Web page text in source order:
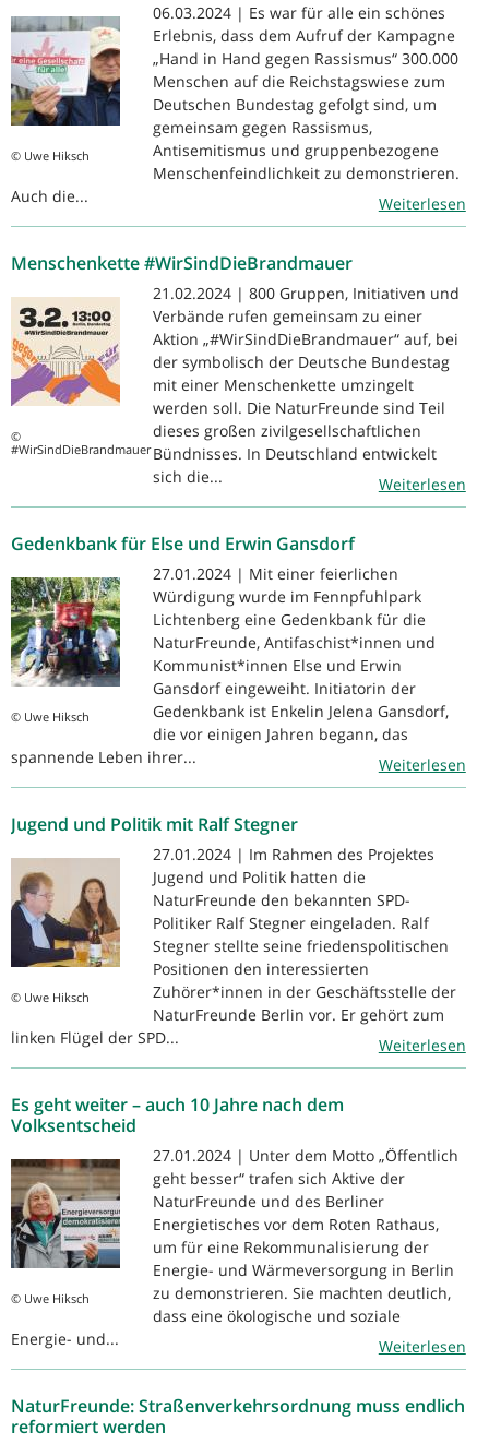
© Uwe Hiksch
06.03.2024 | Es war für alle ein schönes
Erlebnis, dass dem Aufruf der Kampagne
„Hand in Hand gegen Rassismus“ 300.000
Menschen auf die Reichstagswiese zum
Deutschen Bundestag gefolgt sind, um
gemeinsam gegen Rassismus,
Antisemitismus und gruppenbezogene
Menschenfeindlichkeit zu demonstrieren.
Auch die...
Weiterlesen
Menschenkette #WirSindDieBrandmauer
©
#WirSindDieBrandmauer
21.02.2024 | 800 Gruppen, Initiativen und
Verbände rufen gemeinsam zu einer
Aktion „#WirSindDieBrandmauer“ auf, bei
der symbolisch der Deutsche Bundestag
mit einer Menschenkette umzingelt
werden soll. Die NaturFreunde sind Teil
dieses großen zivilgesellschaftlichen
Bündnisses. In Deutschland entwickelt
sich die...
Weiterlesen
Gedenkbank für Else und Erwin Gansdorf
© Uwe Hiksch
27.01.2024 | Mit einer feierlichen
Würdigung wurde im Fennpfuhlpark
Lichtenberg eine Gedenkbank für die
NaturFreunde, Antifaschist*innen und
Kommunist*innen Else und Erwin
Gansdorf eingeweiht. Initiatorin der
Gedenkbank ist Enkelin Jelena Gansdorf,
die vor einigen Jahren begann, das
spannende Leben ihrer...
Weiterlesen
Jugend und Politik mit Ralf Stegner
© Uwe Hiksch
27.01.2024 | Im Rahmen des Projektes
Jugend und Politik hatten die
NaturFreunde den bekannten SPD-
Politiker Ralf Stegner eingeladen. Ralf
Stegner stellte seine friedenspolitischen
Positionen den interessierten
Zuhörer*innen in der Geschäftsstelle der
NaturFreunde Berlin vor. Er gehört zum
linken Flügel der SPD...
Weiterlesen
Es geht weiter – auch 10 Jahre nach dem
Volksentscheid
© Uwe Hiksch
27.01.2024 | Unter dem Motto „Öffentlich
geht besser“ trafen sich Aktive der
NaturFreunde und des Berliner
Energietisches vor dem Roten Rathaus,
um für eine Rekommunalisierung der
Energie- und Wärmeversorgung in Berlin
zu demonstrieren. Sie machten deutlich,
dass eine ökologische und soziale
Energie- und...
Weiterlesen
NaturFreunde: Straßenverkehrsordnung muss endlich
reformiert werden